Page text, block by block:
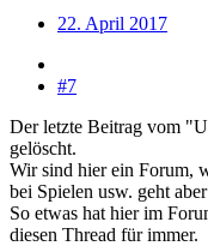
22. April 2017
#7
Der letzte Beitrag vom
gelöscht.
Wir sind hier ein Forum,
bei Spielen usw. geht
So etwas hat hier im
diesen Thread für immer.